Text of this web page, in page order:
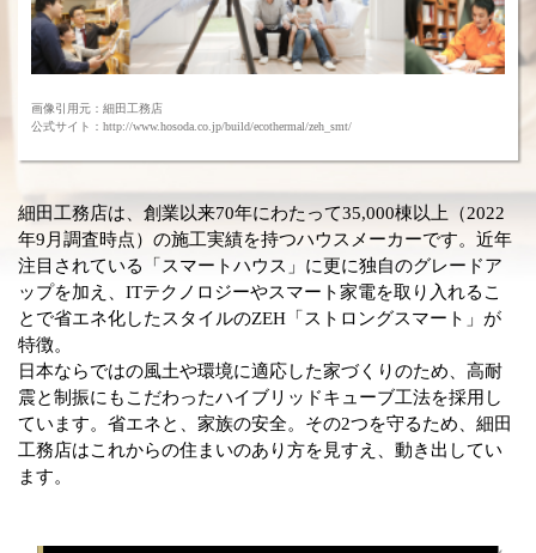
画像引用元：細田工務店
公式サイト：http://www.hosoda.co.jp/build/ecothermal/zeh_smt/
細田工務店は、創業以来70年にわたって35,000棟以上（2022
年9月調査時点）の施工実績を持つハウスメーカーです。近年
注目されている「スマートハウス」に更に独自のグレードア
ップを加え、ITテクノロジーやスマート家電を取り入れるこ
とで省エネ化したスタイルのZEH「ストロングスマート」が
特徴。
日本ならではの風土や環境に適応した家づくりのため、高耐
震と制振にもこだわったハイブリッドキューブ工法を採用し
ています。省エネと、家族の安全。その2つを守るため、細田
工務店はこれからの住まいのあり方を見すえ、動き出してい
ます。